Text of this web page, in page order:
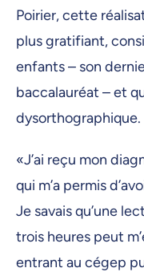
Poirier, cette
plus gratifiant,
enfants – son
baccalauréat – et
dysorthographique.
«J’ai reçu mon
qui m’a permis
Je savais qu’une
trois heures peut
entrant au cégep